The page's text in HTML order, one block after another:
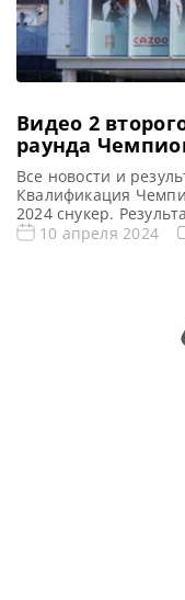
Видео 2
раунда
Все новости и
Квалификация
2024 снукер.
трансляций
рейтингового
2024 (Чемпионат
10 апреля 2024